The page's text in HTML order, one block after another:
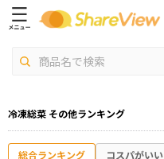
冷凍総菜 その他ランキング
総合ランキング コスパがいい